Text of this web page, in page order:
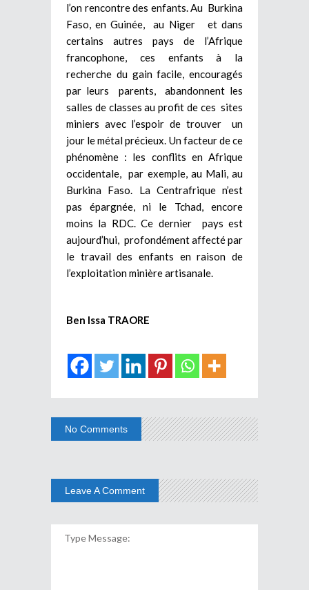
l’on rencontre des enfants. Au Burkina
Faso, en Guinée, au Niger et dans
certains autres pays de l’Afrique
francophone, ces enfants à la
recherche du gain facile, encouragés
par leurs parents, abandonnent les
salles de classes au profit de ces sites
miniers avec l’espoir de trouver un
jour le métal précieux. Un facteur de ce
phénomène : les conflits en Afrique
occidentale, par exemple, au Mali, au
Burkina Faso. La Centrafrique n’est
pas épargnée, ni le Tchad, encore
moins la RDC. Ce dernier pays est
aujourd’hui, profondément affecté par
le travail des enfants en raison de
l’exploitation minière artisanale.
Ben Issa TRAORE
No Comments
Leave A Comment